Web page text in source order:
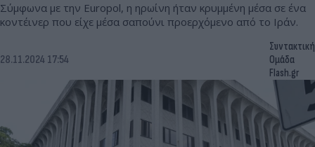
Σύμφωνα με την Europol, η ηρωίνη ήταν κρυμμένη μέσα σε ένα
κοντέινερ που είχε μέσα σαπούνι προερχόμενο από το Ιράν.
28.11.2024 17:54
Συντακτική
Ομάδα
Flash.gr